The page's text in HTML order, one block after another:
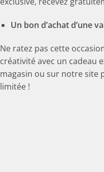
Un bon d’achat d’une
Ne ratez pas cette
créativité avec un cadeau
magasin ou sur notre site
limitée !